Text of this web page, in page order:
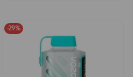
-29%